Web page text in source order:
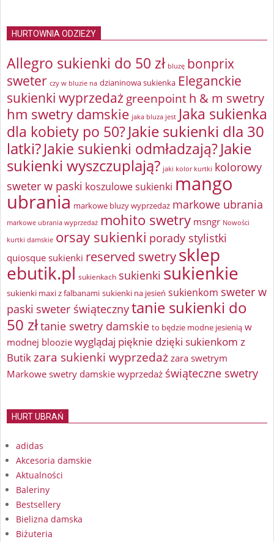
HURTOWNIA ODZIEŻY
Allegro sukienki do 50 zł bluzę bonprix
sweter czy w bluzie na dzianinowa sukienka Eleganckie
sukienki wyprzedaż greenpointh & m swetry
hm swetry damskie jaka bluza jest Jaka sukienka
dla kobiety po 50?Jakie sukienki dla 30
latki?Jakie sukienki odmładzają?Jakie
sukienki wyszczuplają? jaki kolor kurtki kolorowy
sweter w paski koszulowe sukienki mango
ubrania markowe bluzy wyprzedaż markowe ubrania
markowe ubrania wyprzedaż mohito swetry msngr Nowości
kurtki damskie orsay sukienki porady stylistki
quiosque sukienki reserved swetrysklep
ebutik.pl sukienkach sukienki sukienkie
sukienki maxi z falbanami sukienki na jesień sukienkom sweter w
paski sweter świątecznytanie sukienki do
50 złtanie swetry damskie to będzie modne jesienią w
modnej bloozie wyglądaj pięknie dzięki sukienkom z
Butikzara sukienki wyprzedażzara swetrym
Markowe swetry damskie wyprzedaż świąteczne swetry
HURT UBRAŃ
adidas
Akcesoria damskie
Aktualności
Baleriny
Bestsellery
Bielizna damska
Biżuteria